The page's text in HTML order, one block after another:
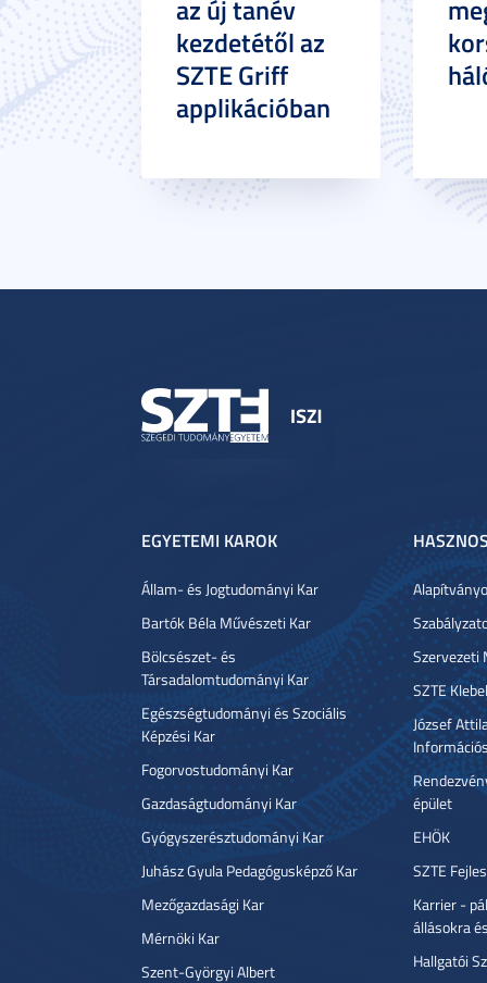
az új tanév
kezdetétől az
SZTE Griff
applikációban
EGYETEMI KAROK
Állam- és Jogtudományi Kar
Bartók Béla Művészeti Kar
Bölcsészet- és
Társadalomtudományi Kar
Egészségtudományi és Szociális
Képzési Kar
Fogorvostudományi Kar
Gazdaságtudományi Kar
Gyógyszerésztudományi Kar
Juhász Gyula Pedagógusképző Kar
Mezőgazdasági Kar
Mérnöki Kar
Szent-Györgyi Albert
Szervezeti
SZTE
József
épület
EHÖK
SZTE
Karrier -
állásokra
Hallgatói